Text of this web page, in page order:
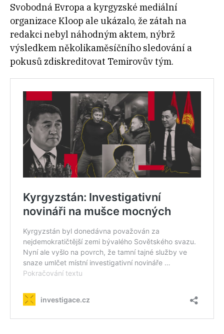
Svobodná Evropa a kyrgyzské mediální
organizace Kloop ale ukázalo, že zátah na
redakci nebyl náhodným aktem, nýbrž
výsledkem několikaměsíčního sledování a
pokusů zdiskreditovat Temirovův tým.